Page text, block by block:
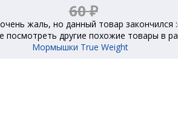
60 ₽
жаль, но данный товар закончился
другие похожие товары в
Мормышки True Weight